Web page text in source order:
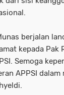
berjalan
kepada Pak
Semoga
APPSI